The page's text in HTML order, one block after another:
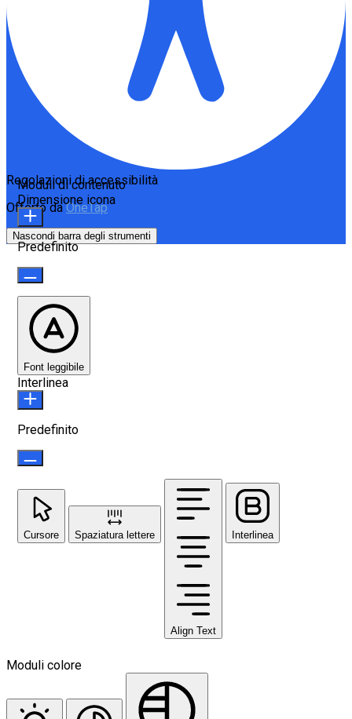
Regolazioni di accessibilità
Offerto daOneTap
Nascondi barra degli strumenti
Moduli di contenuto
Dimensione icona
Predefinito
Font leggibile
Interlinea
Predefinito
Cursore Spaziatura lettere
Align Text
Interlinea
Moduli colore